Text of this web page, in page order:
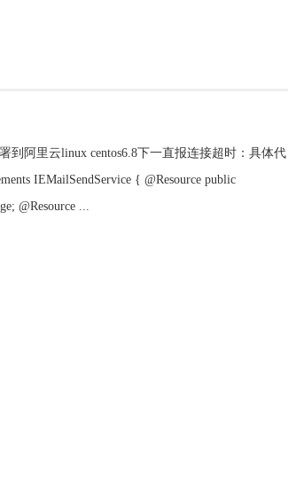
到阿里云linux centos6.8下一直报连接超时：具体代
IEMailSendService { @Resource public
@Resource ...